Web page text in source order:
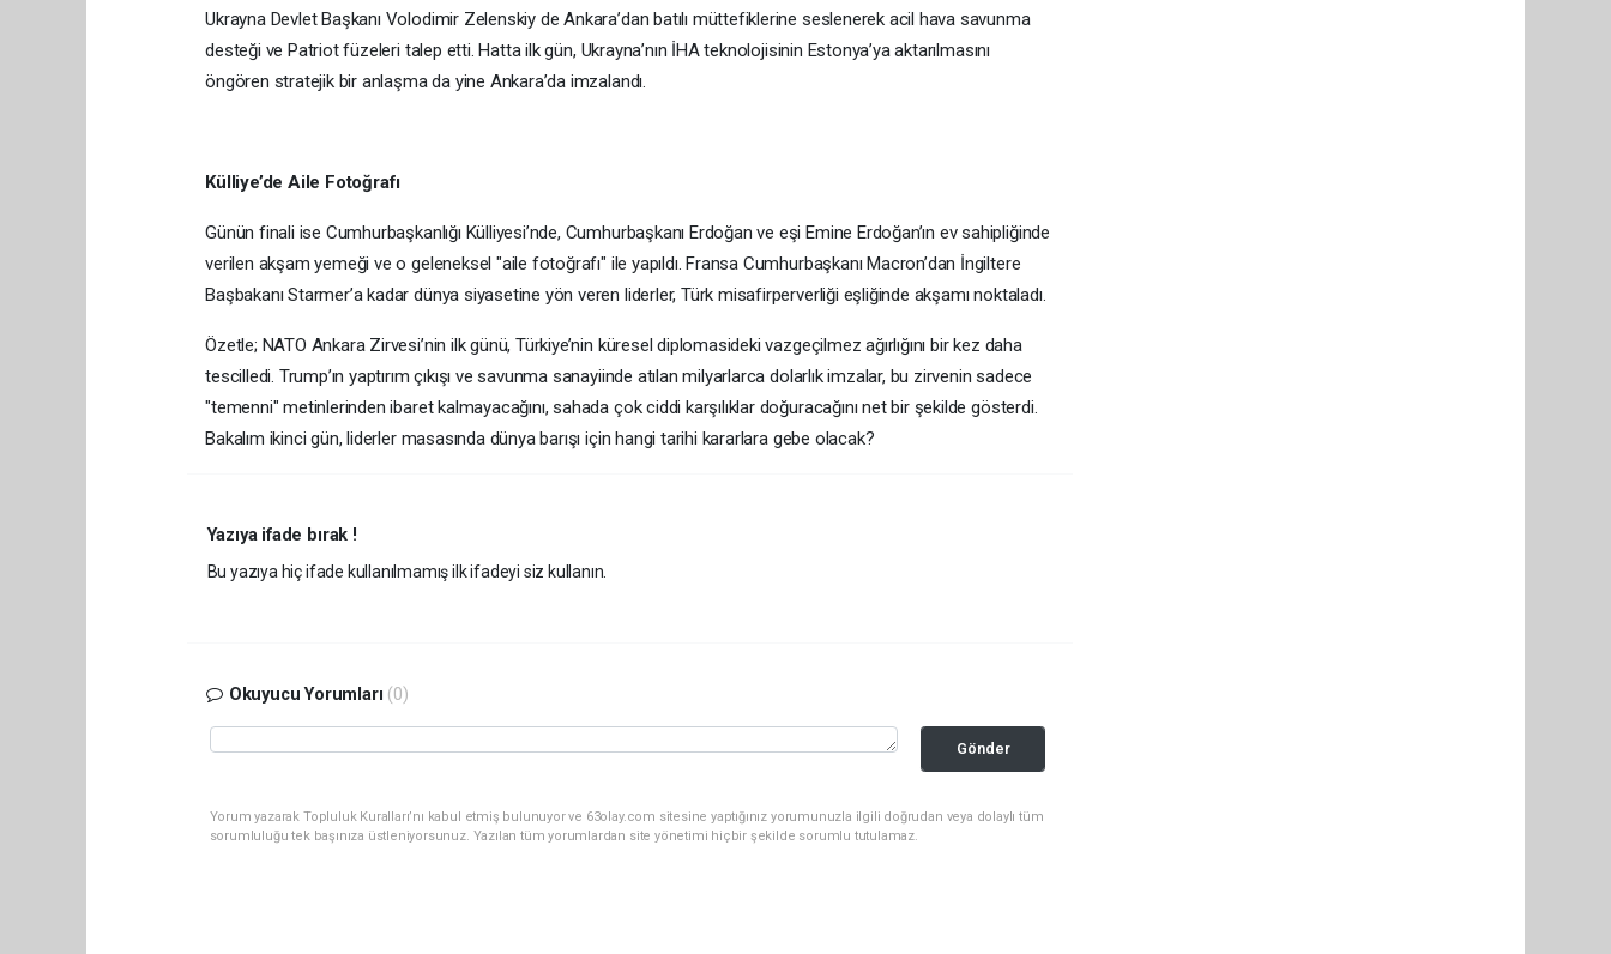
Ukrayna Devlet Başkanı Volodimir Zelenskiy de Ankara’dan batılı müttefiklerine seslenerek acil hava savunma
desteği ve Patriot füzeleri talep etti. Hatta ilk gün, Ukrayna’nın İHA teknolojisinin Estonya’ya aktarılmasını
öngören stratejik bir anlaşma da yine Ankara’da imzalandı.
Külliye’de Aile Fotoğrafı
Günün finali ise Cumhurbaşkanlığı Külliyesi’nde, Cumhurbaşkanı Erdoğan ve eşi Emine Erdoğan’ın ev sahipliğinde
verilen akşam yemeği ve o geleneksel "aile fotoğrafı" ile yapıldı. Fransa Cumhurbaşkanı Macron’dan İngiltere
Başbakanı Starmer’a kadar dünya siyasetine yön veren liderler, Türk misafirperverliği eşliğinde akşamı noktaladı.
Özetle; NATO Ankara Zirvesi’nin ilk günü, Türkiye’nin küresel diplomasideki vazgeçilmez ağırlığını bir kez daha
tescilledi. Trump’ın yaptırım çıkışı ve savunma sanayiinde atılan milyarlarca dolarlık imzalar, bu zirvenin sadece
"temenni" metinlerinden ibaret kalmayacağını, sahada çok ciddi karşılıklar doğuracağını net bir şekilde gösterdi.
Bakalım ikinci gün, liderler masasında dünya barışı için hangi tarihi kararlara gebe olacak?
Yazıya ifade bırak !
Bu yazıya hiç ifade kullanılmamış ilk ifadeyi siz kullanın.
Okuyucu Yorumları (0)
Gönder
Yorum yazarak Topluluk Kuralları’nı kabul etmiş bulunuyor ve 63olay.com sitesine yaptığınız yorumunuzla ilgili doğrudan veya dolaylı tüm
sorumluluğu tek başınıza üstleniyorsunuz. Yazılan tüm yorumlardan site yönetimi hiçbir şekilde sorumlu tutulamaz.